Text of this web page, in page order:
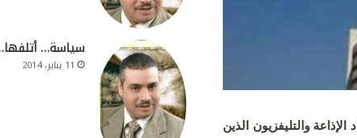
والتليفزيون الذين
سياسة…
11 يناير، 2014